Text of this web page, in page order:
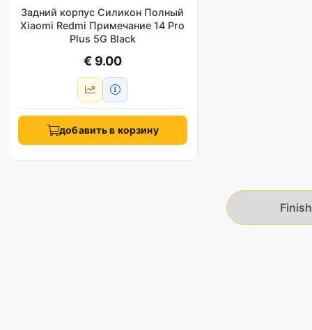
Задний корпус Силикон Полный
Xiaomi Redmi Примечание 14 Pro
Plus 5G Black
€ 9.00
добавить в корзину
Finish